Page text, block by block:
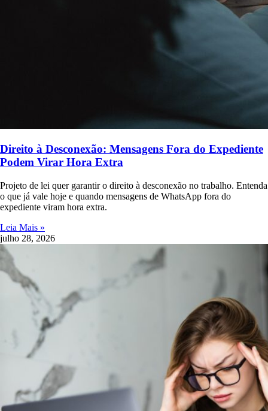
Direito à Desconexão: Mensagens Fora do Expediente
Podem Virar Hora Extra
Projeto de lei quer garantir o direito à desconexão no trabalho. Entenda
o que já vale hoje e quando mensagens de WhatsApp fora do
expediente viram hora extra.
Leia Mais »
julho 28, 2026